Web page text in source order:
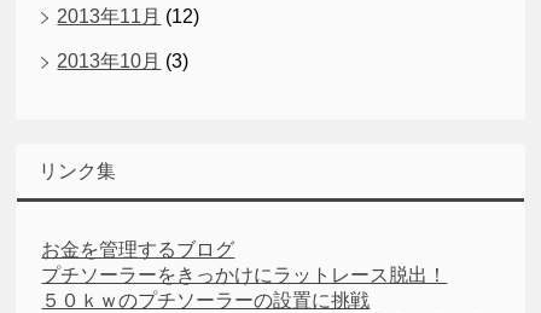
2013年11月 (12)
2013年10月 (3)
リンク集
お金を管理するブログ
プチソーラーをきっかけにラットレース脱出！
５０ｋｗのプチソーラーの設置に挑戦